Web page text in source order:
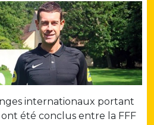
internationaux portant
été conclus entre la FFF